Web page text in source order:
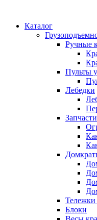
Каталог
Ручные
Пульты
Лебедки
Тележки
Блоки